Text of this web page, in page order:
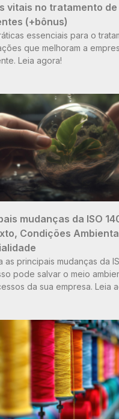
vitais no tratamento
(+bônus)
essenciais para o
que melhoram a
Leia agora!
mudanças da ISO
Condições
as principais mudanças da
pode salvar o meio
da sua empresa. Leia